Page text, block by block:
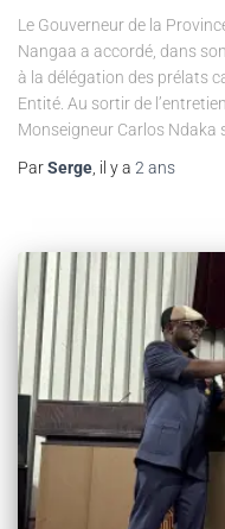
Le Gouverneur de la
Nangaa a accordé, dans
à la délégation des prélats
Entité. Au sortir de
Monseigneur Carlos Ndaka
ParSerge , il y a 2 ans